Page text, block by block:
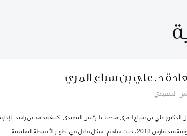
د. علي بن سباع المري
التنفيذي
الدكتور علي بن سباع المري منصب الرئيس التنفيذي لكلية محمد بن راشد للإدارة
الحكومية منذ مارس 2013، حيث ساهم بشكل فاعل في تطوير الأنشطة التعليمية